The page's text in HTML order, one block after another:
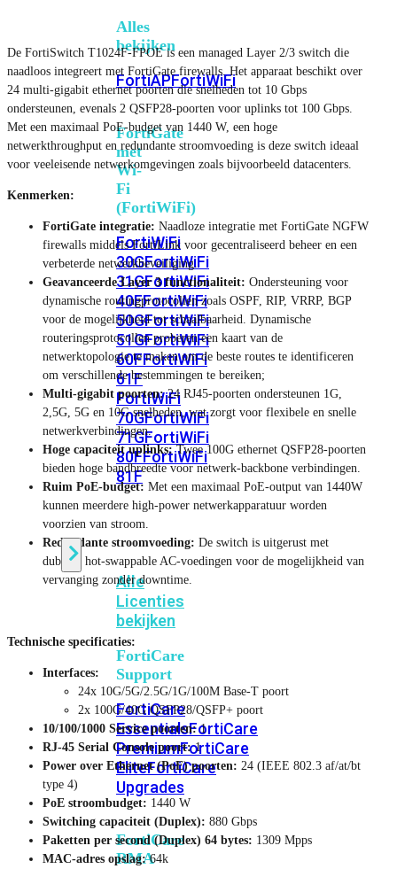
Alles
bekijken
FortiAPFortiWiFi
FortiGate
met
Wi-
Fi
(FortiWiFi)
FortiWiFi
30GFortiWiFi
31GFortiWiFi
40FFortiWiFi
50GFortiWiFi
51GFortiWiFi
60FFortiWiFi
61F
FortiWiFi
70GFortiWiFi
71GFortiWiFi
80FFortiWiFi
81F
Licentie
Alle
Licenties
bekijken
FortiCare
Support
FortiCare
EssentialsFortiCare
PremiumFortiCare
EliteFortiCare
Upgrades
FortiCare
RMA
De FortiSwitch T1024F-FPOE is een managed Layer 2/3 switch die
naadloos integreert met FortiGate firewalls. Het apparaat beschikt over
24 multi-gigabit ethernet poorten die snelheden tot 10 Gbps
ondersteunen, evenals 2 QSFP28-poorten voor uplinks tot 100 Gbps.
Met een maximaal PoE-budget van 1440 W, een hoge
netwerkthroughput en redundante stroomvoeding is deze switch ideaal
voor veeleisende netwerkomgevingen zoals bijvoorbeeld datacenters.
Kenmerken:
FortiGate integratie: Naadloze integratie met FortiGate NGFW
firewalls middels FortiLink voor gecentraliseerd beheer en een
verbeterde netwerkbeveiliging.
Geavanceerde Layer 3 functionaliteit: Ondersteuning voor
dynamische routingprotocollen zoals OSPF, RIP, VRRP, BGP
voor de mogelijkheid tot schaalbaarheid. Dynamische
routeringsprotocollen proberen een kaart van de
netwerktopologie te maken om de beste routes te identificeren
om verschillende bestemmingen te bereiken;
Multi-gigabit poorten:24 RJ45-poorten ondersteunen 1G,
2,5G, 5G en 10G snelheden, wat zorgt voor flexibele en snelle
netwerkverbindingen.
Hoge capaciteit uplinks: Twee 100G ethernet QSFP28-poorten
bieden hoge bandbreedte voor netwerk-backbone verbindingen.
Ruim PoE-budget: Met een maximaal PoE-output van 1440W
kunnen meerdere high-power netwerkapparatuur worden
voorzien van stroom.
Redundante stroomvoeding: De switch is uitgerust met
dubbele hot-swappable AC-voedingen voor de mogelijkheid van
vervanging zonder downtime.
Technische specificaties:
Interfaces:
24x 10G/5G/2.5G/1G/100M Base-T poort
2x 100G/40G QSFP28/QSFP+ poort
10/100/1000 Service poorten:1
RJ-45 Serial Console poort:1
Power over Ethernet (PoE) poorten: 24 (IEEE 802.3 af/at/bt
type 4)
PoE stroombudget: 1440 W
Switching capaciteit (Duplex): 880 Gbps
Paketten per second (Duplex) 64 bytes: 1309 Mpps
MAC-adres opslag:64k